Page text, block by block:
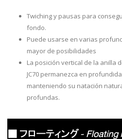
Twiching y pausas para
fondo.
Puede usarse en varias
mayor de posibilidades
La posición vertical de la anilla
JC70 permanezca en
manteniendo su natación
profundas.